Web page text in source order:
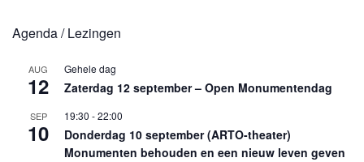
Agenda / Lezingen
AUG
12
Gehele dag
Zaterdag 12 september – Open Monumentendag
SEP
10
19:30 -22:00
Donderdag 10 september (ARTO-theater)
Monumenten behouden en een nieuw leven geven